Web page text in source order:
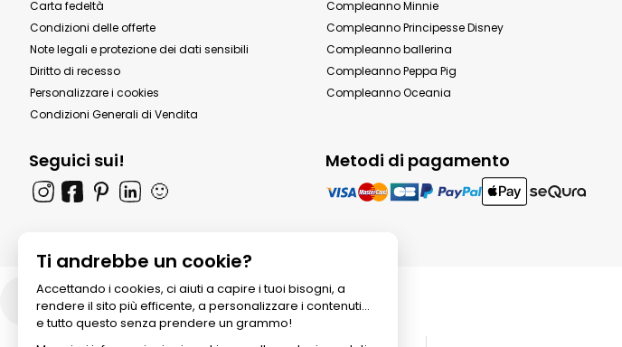
Carta fedeltà
Condizioni delle offerte
Note legali e protezione dei dati sensibili
Diritto di recesso
Personalizzare i cookies
Condizioni Generali di Vendita
Compleanno Minnie
Compleanno Principesse Disney
Compleanno ballerina
Compleanno Peppa Pig
Compleanno Oceania
Seguici sui!
🙂
Metodi di pagamento
Ti andrebbe un cookie?
Accettando i cookies, ci aiuti a capire i tuoi bisogni, a
rendere il sito più efficente, a personalizzare i contenuti...
e tutto questo senza prendere un grammo!
Italia